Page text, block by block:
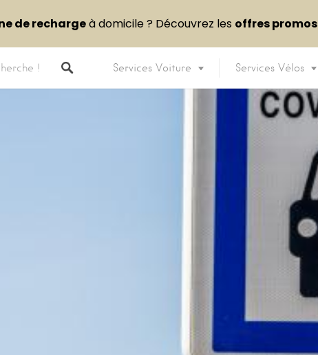
Services Voiture Services Vélos
de rechargeà domicile ? Découvrez les offres promos